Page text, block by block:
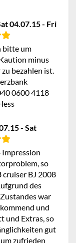
04.07.15 - Fri
bitte um
minus
bezahlen ist.
0600 4118
- Sat
Impression
so
cruiser BJ 2008
des
war
und
und Extras, so
gut
zufrieden